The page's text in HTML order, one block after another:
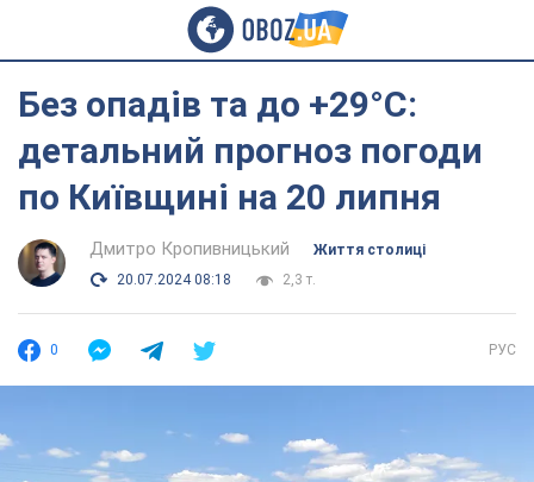
Без опадів та до +29°С:
детальний прогноз погоди
по Київщині на 20 липня
Дмитро Кропивницький
Життя столиці
20.07.2024 08:18
2,3 т.
0 РУС